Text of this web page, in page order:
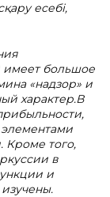
еcебі,
имеет большое
«надзор» и
характер.В
Кроме того,
в
и